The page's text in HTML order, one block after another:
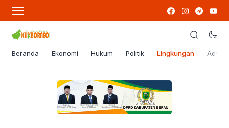
Beranda Ekonomi Hukum Politik Lingkungan